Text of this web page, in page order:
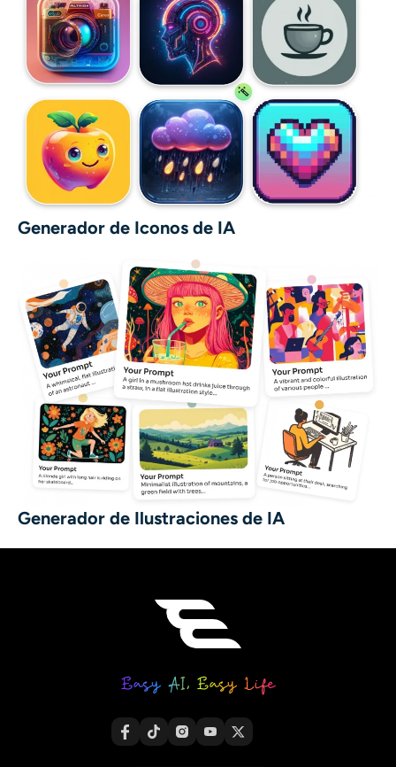
Generador de Iconos de IA
Generador de Ilustraciones de IA